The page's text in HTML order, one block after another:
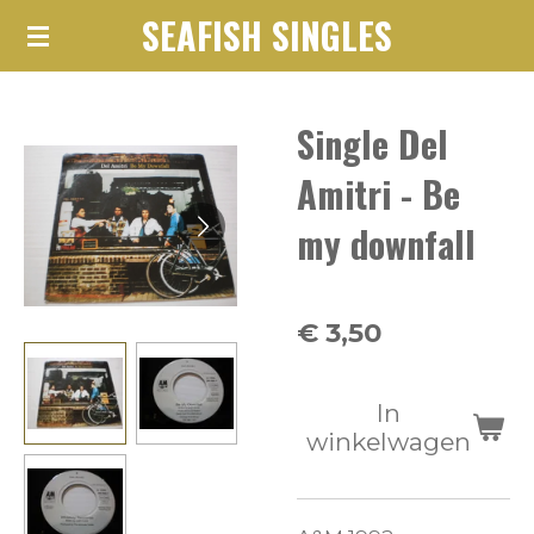
Ga
hoofdinhoud
SEAFISH SINGLES
Single Del
Amitri - Be
my downfall
€ 3,50
In
winkelwagen